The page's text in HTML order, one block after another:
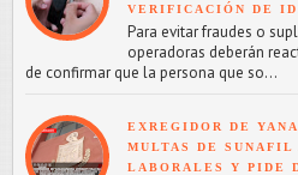
VERIFICACIÓN DE
Para evitar fraudes o
operadoras deberán
de confirmar que la persona que so...
EXREGIDOR DE
MULTAS DE
LABORALES Y PIDE